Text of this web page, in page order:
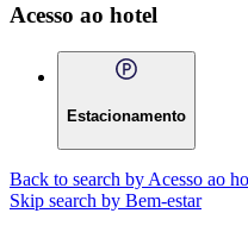
Acesso ao hotel
Estacionamento
Back to search by Acesso ao
Skip search by Bem-estar